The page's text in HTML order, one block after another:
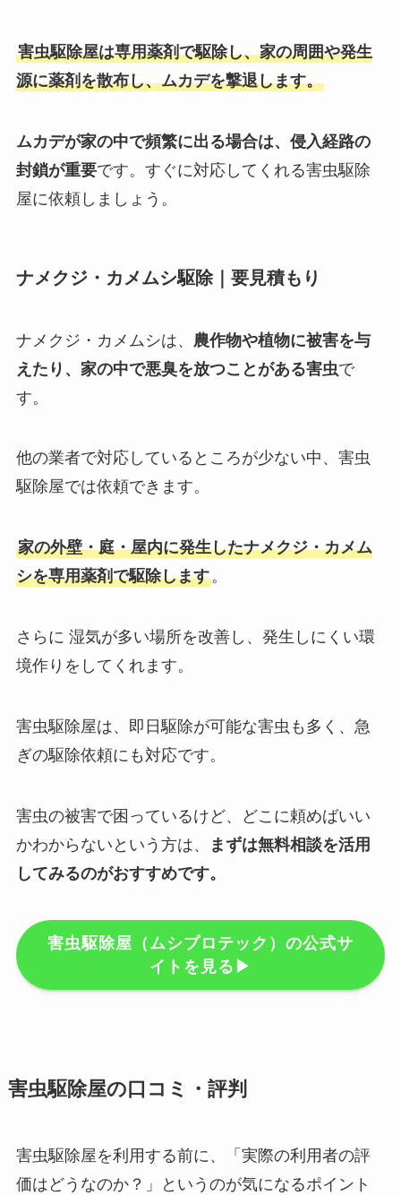
害虫駆除屋は専用薬剤で駆除し、家の周囲や発生
源に薬剤を散布し、ムカデを撃退します。
ムカデが家の中で頻繁に出る場合は、侵入経路の
封鎖が重要です。すぐに対応してくれる害虫駆除
屋に依頼しましょう。
ナメクジ・カメムシ駆除｜要見積もり
ナメクジ・カメムシは、 農作物や植物に被害を与
えたり、家の中で悪臭を放つことがある害虫で
す。
他の業者で対応しているところが少ない中、害虫
駆除屋では依頼できます。
家の外壁・庭・屋内に発生したナメクジ・カメム
シを専用薬剤で駆除します。
さらに 湿気が多い場所を改善し、発生しにくい環
境作りをしてくれます。
害虫駆除屋は、即日駆除が可能な害虫も多く、急
ぎの駆除依頼にも対応です。
害虫の被害で困っているけど、どこに頼めばいい
かわからないという方は、
まずは無料相談を活用
してみるのがおすすめです。
害虫駆除屋（ムシプロテック）の公式サ
イトを見る▶︎
害虫駆除屋の口コミ・評判
害虫駆除屋を利用する前に、「実際の利用者の評
価はどうなのか？」というのが気になるポイント